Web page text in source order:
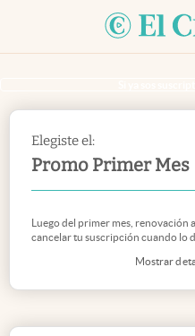
Elegiste el:
Promo Primer Mes
Mostrar
Luego del primer mes, renovación
cancelar tu suscripción cuando lo